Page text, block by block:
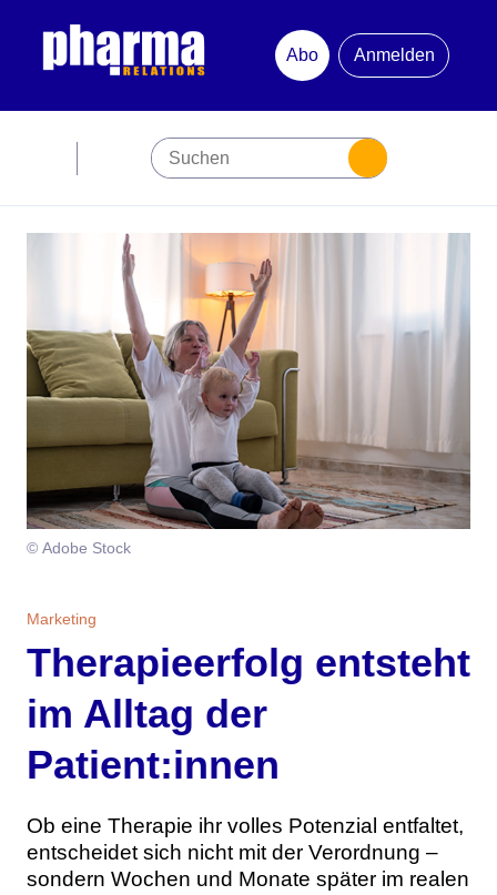
Abo
Anmelden
Premiumpartner
Jubiläum
Newsletter
Mediadaten
Themen
Branche
Studien
Digital Health
Aktuelle Ausgabe
Ausgabenarchiv
Abonnement
Kontakt
Team
© Adobe Stock
Marketing
Therapieerfolg entsteht
im Alltag der
Patient:innen
Ob eine Therapie ihr volles Potenzial entfaltet,
entscheidet sich nicht mit der Verordnung –
sondern Wochen und Monate später im realen